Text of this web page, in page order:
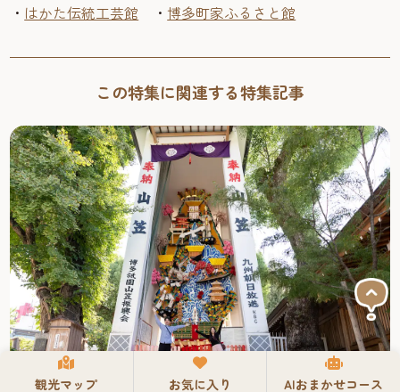
・ はかた伝統工芸館 ・博多町家ふるさと館
この特集に関連する特集記事
観光マップ お気に入り AIおまかせコース